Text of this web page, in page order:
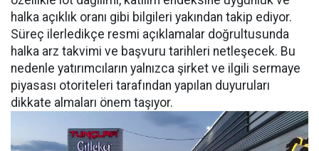
halka açıklık oranı gibi bilgileri yakından takip ediyor.
Süreç ilerledikçe resmi açıklamalar doğrultusunda
halka arz takvimi ve başvuru tarihleri netleşecek. Bu
nedenle yatırımcıların yalnızca şirket ve ilgili sermaye
piyasası otoriteleri tarafından yapılan duyuruları
dikkate almaları önem taşıyor.